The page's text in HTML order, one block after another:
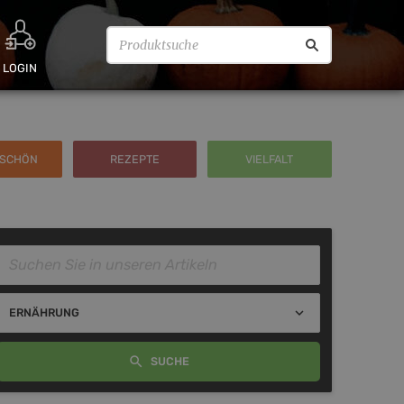
LOGIN
REZEPTE VIELFALT
ERNÄHRUNG expand_more
SUCHE